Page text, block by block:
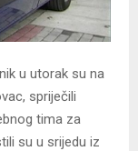
u utorak su na
spriječili
tima za
su u srijedu iz